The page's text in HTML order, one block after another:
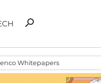
Ricerca
search
Whitepapers